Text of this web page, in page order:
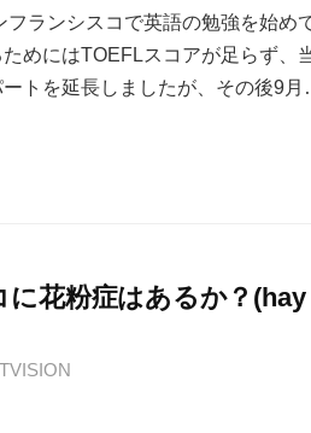
フランシスコで英語の勉強を始め
めにはTOEFLスコアが足らず、
ートを延長しましたが、その後9
花粉症はあるか？